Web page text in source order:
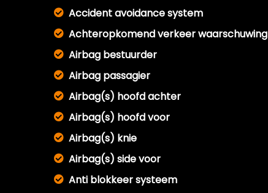
Accident avoidance system
Achteropkomend verkeer waarschuwing
Airbag bestuurder
Airbag passagier
Airbag(s) hoofd achter
Airbag(s) hoofd voor
Airbag(s) knie
Airbag(s) side voor
Anti blokkeer systeem